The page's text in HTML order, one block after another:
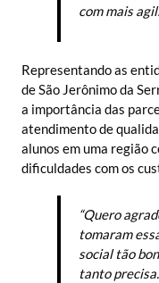
com mais
Representando as
de São Jerônimo da
a importância das
atendimento de
alunos em uma região
dificuldades com os
“Quero
tomaram
social tão
tanto